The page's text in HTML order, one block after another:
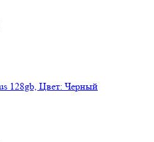
128gb, Цвет: Черный